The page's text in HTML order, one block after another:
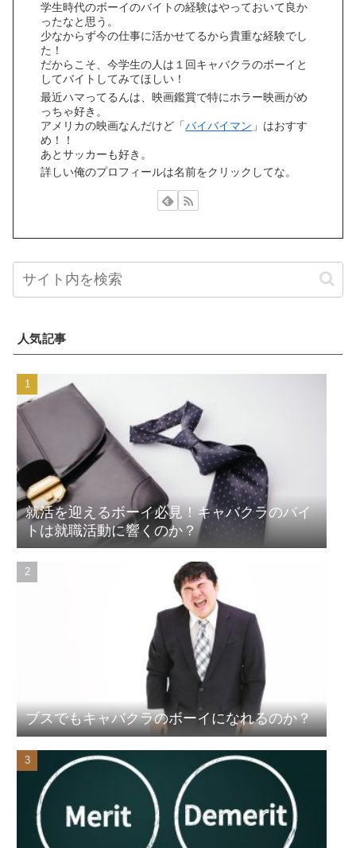
学生時代のボーイのバイトの経験はやっておいて良か
ったなと思う。
少なからず今の仕事に活かせてるから貴重な経験でし
た！
だからこそ、今学生の人は１回キャバクラのボーイと
してバイトしてみてほしい！
最近ハマってるんは、映画鑑賞で特にホラー映画がめ
っちゃ好き。
アメリカの映画なんだけど「バイバイマン 」はおすす
め！！
あとサッカーも好き。
詳しい俺のプロフィールは名前をクリックしてな。
人気記事
就活を迎えるボーイ必見！キャバクラのバイ
トは就職活動に響くのか？
ブスでもキャバクラのボーイになれるのか？